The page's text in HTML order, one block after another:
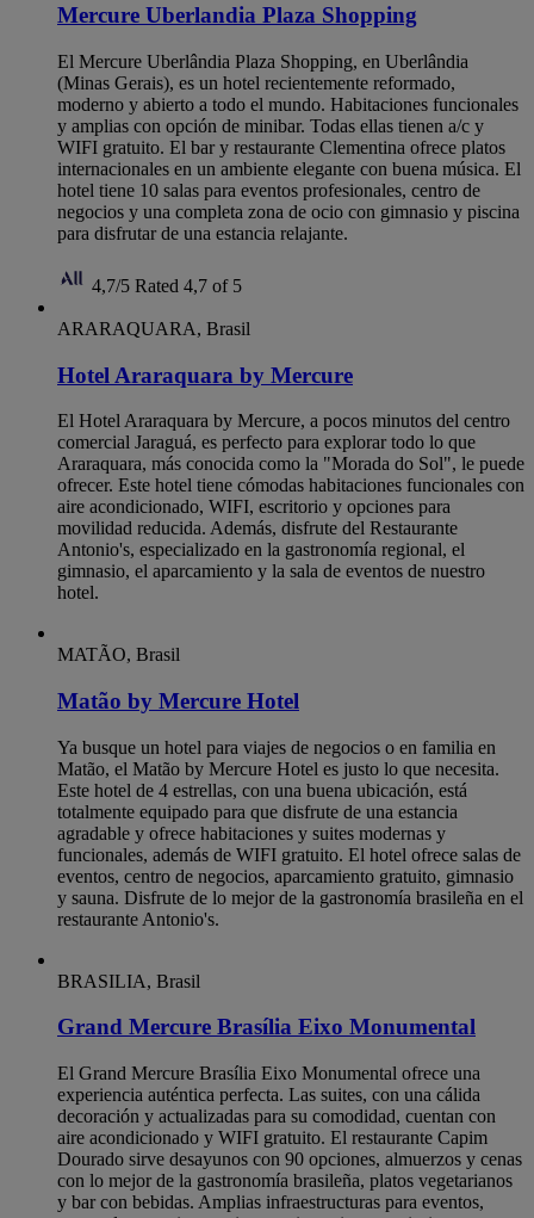
Mercure Uberlandia Plaza Shopping
El Mercure Uberlândia Plaza Shopping, en Uberlândia
(Minas Gerais), es un hotel recientemente reformado,
moderno y abierto a todo el mundo. Habitaciones funcionales
y amplias con opción de minibar. Todas ellas tienen a/c y
WIFI gratuito. El bar y restaurante Clementina ofrece platos
internacionales en un ambiente elegante con buena música. El
hotel tiene 10 salas para eventos profesionales, centro de
negocios y una completa zona de ocio con gimnasio y piscina
para disfrutar de una estancia relajante.
4,7/5 Rated 4,7 of 5
ARARAQUARA, Brasil
Hotel Araraquara by Mercure
El Hotel Araraquara by Mercure, a pocos minutos del centro
comercial Jaraguá, es perfecto para explorar todo lo que
Araraquara, más conocida como la "Morada do Sol", le puede
ofrecer. Este hotel tiene cómodas habitaciones funcionales con
aire acondicionado, WIFI, escritorio y opciones para
movilidad reducida. Además, disfrute del Restaurante
Antonio's, especializado en la gastronomía regional, el
gimnasio, el aparcamiento y la sala de eventos de nuestro
hotel.
MATÃO, Brasil
Matão by Mercure Hotel
Ya busque un hotel para viajes de negocios o en familia en
Matão, el Matão by Mercure Hotel es justo lo que necesita.
Este hotel de 4 estrellas, con una buena ubicación, está
totalmente equipado para que disfrute de una estancia
agradable y ofrece habitaciones y suites modernas y
funcionales, además de WIFI gratuito. El hotel ofrece salas de
eventos, centro de negocios, aparcamiento gratuito, gimnasio
y sauna. Disfrute de lo mejor de la gastronomía brasileña en el
restaurante Antonio's.
BRASILIA, Brasil
Grand Mercure Brasília Eixo Monumental
El Grand Mercure Brasília Eixo Monumental ofrece una
experiencia auténtica perfecta. Las suites, con una cálida
decoración y actualizadas para su comodidad, cuentan con
aire acondicionado y WIFI gratuito. El restaurante Capim
Dourado sirve desayunos con 90 opciones, almuerzos y cenas
con lo mejor de la gastronomía brasileña, platos vegetarianos
y bar con bebidas. Amplias infraestructuras para eventos,